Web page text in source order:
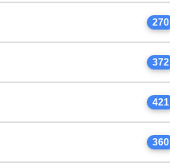
270
372
421
360